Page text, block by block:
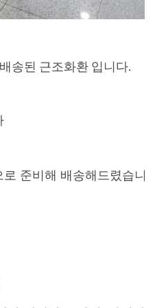
송된 근조화환 입니다.
준비해 배송해드렸습니